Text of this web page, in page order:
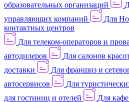
образовательных организаций
управляющих компаний
Для
контактных центров
Для телеком-операторов и
автодилеров
Для салонов
доставки
Для франшиз и
автосервисов
Для
для гостиниц и отелей
Для